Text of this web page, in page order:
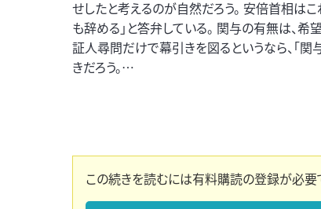
せしたと考えるのが自然だろう。 安倍首相は
も辞める」と答弁している。 関与の有無は、
証人尋問だけで幕引きを図るというなら、「
きだろう。…
この続きを読むには有料購読の登録が必要